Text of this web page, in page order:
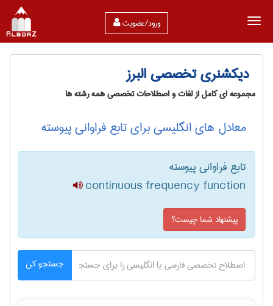
ورود/عضویت
دیکشنری تخصصی البرز
مجموعه ای کامل از لغات و اصطلاحات تخصصی همه رشته ها
معادل های انگلیسی برای تابع فراوانی پیوسته
تابع فراوانی پیوسته
continuous frequency function
پیشنهاد شما چیست؟
جستجو کن